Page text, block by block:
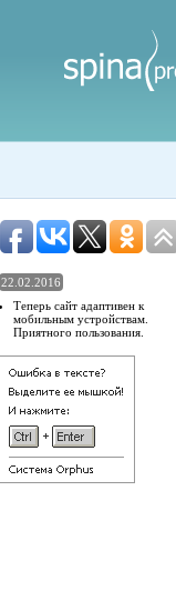
22.02.2016
Теперь сайт адаптивен к
мобильным устройствам.
Приятного пользования.